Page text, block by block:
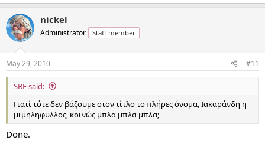
nickel
Administrator Staff member
May 29, 2010 #11
SBE said:
Γιατί τότε δεν βάζουμε στον τίτλο το πλήρες όνομα, Ιακαράνδη η
μιμηληφυλλος, κοινώς μπλα μπλα μπλα;
Done.